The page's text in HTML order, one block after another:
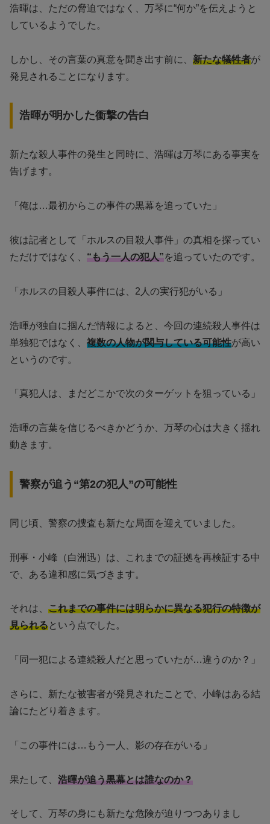
浩暉は、ただの脅迫ではなく、万琴に“何か”を伝えようと
しているようでした。
しかし、その言葉の真意を聞き出す前に、 新たな犠牲者が
発見されることになります。
浩暉が明かした衝撃の告白
新たな殺人事件の発生と同時に、浩暉は万琴にある事実を
告げます。
「俺は…最初からこの事件の黒幕を追っていた」
彼は記者として「ホルスの目殺人事件」の真相を探ってい
ただけではなく、 “もう一人の犯人”を追っていたのです。
「ホルスの目殺人事件には、2人の実行犯がいる」
浩暉が独自に掴んだ情報によると、今回の連続殺人事件は
単独犯ではなく、 複数の人物が関与している可能性が高い
というのです。
「真犯人は、まだどこかで次のターゲットを狙っている」
浩暉の言葉を信じるべきかどうか、万琴の心は大きく揺れ
動きます。
警察が追う“第2の犯人”の可能性
同じ頃、警察の捜査も新たな局面を迎えていました。
刑事・小峰（白洲迅）は、これまでの証拠を再検証する中
で、ある違和感に気づきます。
それは、 これまでの事件には明らかに異なる犯行の特徴が
見られるという点でした。
「同一犯による連続殺人だと思っていたが…違うのか？」
さらに、新たな被害者が発見されたことで、小峰はある結
論にたどり着きます。
「この事件には…もう一人、影の存在がいる」
果たして、 浩暉が追う黒幕とは誰なのか？
そして、万琴の身にも新たな危険が迫りつつありまし